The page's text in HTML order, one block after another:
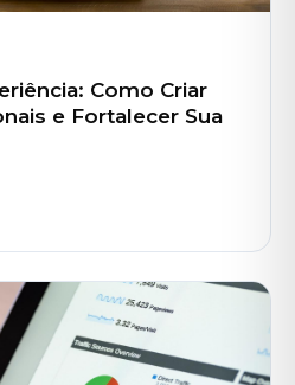
Como Criar
e Fortalecer Sua